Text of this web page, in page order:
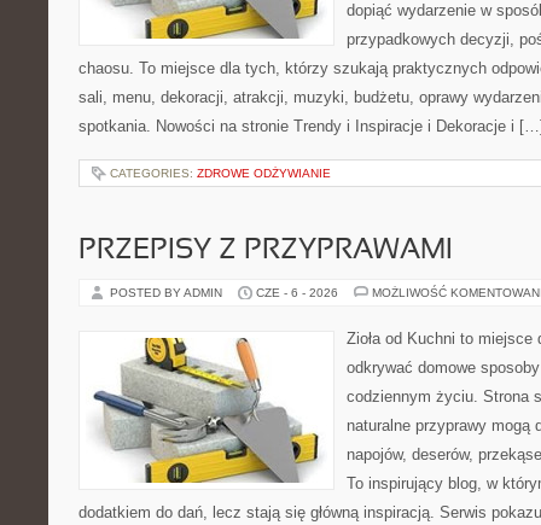
dopiąć wydarzenie w
przypadkowych decyzji,
chaosu. To miejsce dla tych, którzy szukają praktycznych
sali, menu, dekoracji, atrakcji, muzyki, budżetu, oprawy
spotkania. Nowości na stronie Trendy i Inspiracje i Dekoracje i
CATEGORIES: ZDROWE ODŻYWIANIE
PRZEPISY Z PRZYPRAWAMI
POSTED BY ADMIN CZE - 6 - 2026 MOŻLIWOŚĆ
Zioła od Kuchni to
odkrywać domowe
codziennym życiu. Strona
naturalne przyprawy mogą
napojów, deserów,
To inspirujący blog, w
dodatkiem do dań, lecz stają się główną inspiracją. Serwis